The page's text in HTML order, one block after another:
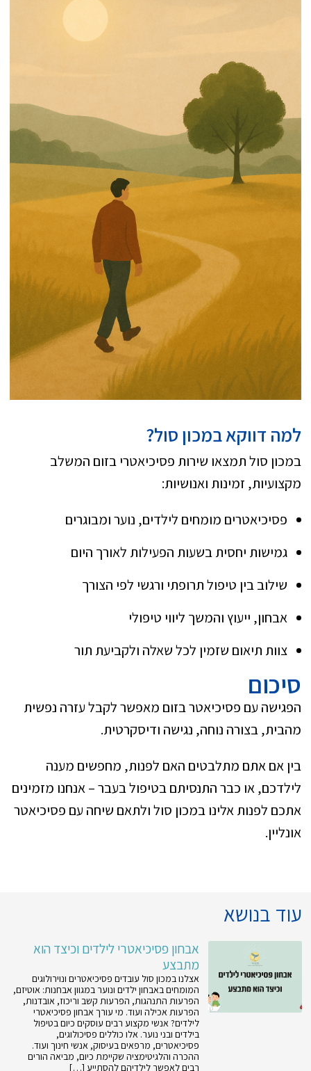
למה דווקא במכון סול?
במכון סול תמצאו שירות פסיכיאטרי בזום המשלב
מקצועיות, זמינות ואנושיות:
פסיכיאטרים מומחים לילדים, נוער ומבוגרים
גמישות יחסית בשעות הפעילות לאורך היום
שילוב בין טיפול תרופתי ורגשי לפי הצורך
אבחון, ייעוץ והמשך ליווי טיפולי
צוות תיאום שזמין לכל שאלה ולקביעת תור
סיכום
הפגישה עם פסיכיאטר בזום מאפשר לקבל עזרה נפשית
מהבית, בצורה נוחה, נגישה ודיסקרטית.
בין אם אתם מתלבטים האם לפנות, מחפשים מענה
לילדכם, או כבר התנסיתם בטיפול בעבר – אנחנו מזמינים
אתכם לפנות אלינו במכון סול ולתאם שיחה עם פסיכיאטר
אונליין.
עוד בנושא
אבחון פסיכיאטרי לילדים וכיצד הוא
מתבצע
אצלנו במכון סול עובדים פסיכיאטרים ונוירולוגים
המומחים באבחון ילדים ונוער במגוון אבחנות: אוטיזם,
הפרעות התנהגות, הפרעות קשב וריכוז, אובדנות,
הפרעות אכילה ועוד. מי עורך אבחון פסיכיאטרי
לילדים? אנשי מקצוע רבים עוסקים כיום בטיפול
בילדים ובני נוער. אלו כוללים פסיכולוגים,
פסיכיאטרים, מרפאים בעיסוק, אנשי חינוך ועוד.
ההכרה והלגיטימציה שקיימת כיום, מביאה הורים
רבים לאפשר לילדיהם להסתייע […]